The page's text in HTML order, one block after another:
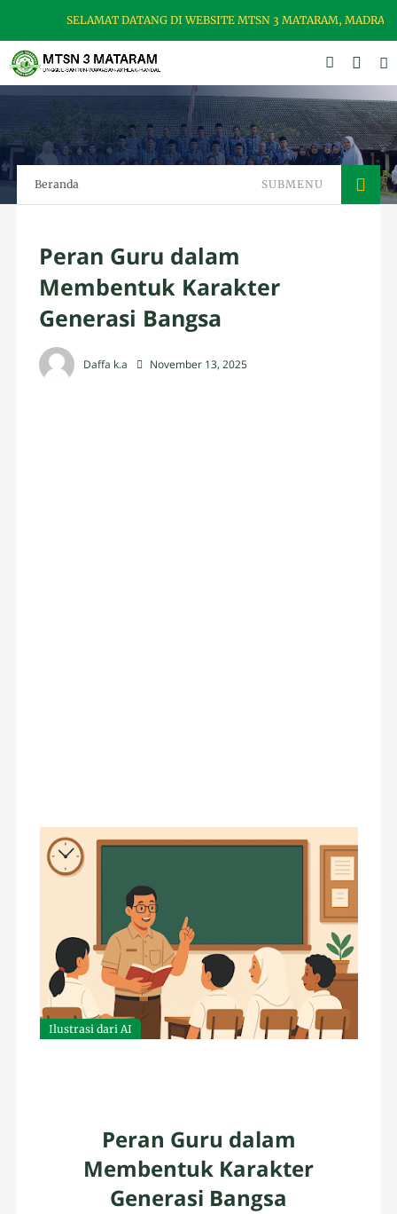
SELAMAT DATANG DI WEBSITE MTSN 3 MATARAM, MADRASAH
Beranda SUBMENU
Peran Guru dalam
Membentuk Karakter
Generasi Bangsa
Daffa k.a November 13, 2025
Ilustrasi dari AI
Peran Guru dalam
Membentuk Karakter
Generasi Bangsa